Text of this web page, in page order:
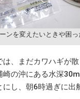
ンを変えたいときや困っ
は、まだカワハギが
崎の沖にある水深
し、朝6時過ぎに出